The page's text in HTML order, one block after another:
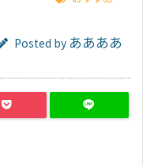
Posted by ああああ